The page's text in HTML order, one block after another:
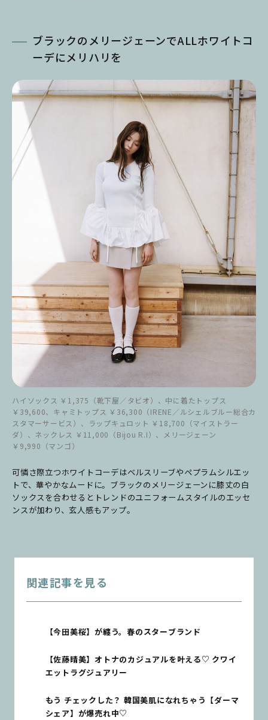
ブラックのメリージェーンでALLホワイトコ
ーデにメリハリを
ハイソックス ￥1,375（靴下屋／タビオ）、中に着たトップス
￥39,600、キャミトップス ￥36,300（IRENE／ルシェルブルー総合カ
スタマーサービス）、ラップキュロット ￥18,700（マイストラー
ダ）、ネックレス ￥11,000（Bijou R.I）、メリージェーン
￥9,990（マンゴ）
可憐さ際立つホワイトコーデはベルスリーブやペプラムシルエッ
トで、華やかなムードに。ブラックのメリージェーンに膝丈の白
ソックスを合わせるとトレンドのユニフォームスタイルのエッセ
ンスが加わり、玄人感もアップ。
関連記事を見る
【今田美桜】が纏う。春のスターブランド
【佐藤晴美】オトナのカジュアルを叶える♡ クワイ
エットラグジュアリー
もう チェックした？ 韓国美肌になれちゃう【ダーマ
シェア】が爆売れ中♡